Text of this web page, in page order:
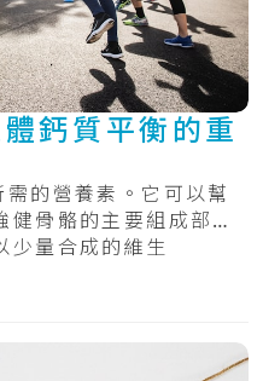
鈣質平衡的重
的營養素。它可以幫
骨骼的主要組成部分
少量合成的維生